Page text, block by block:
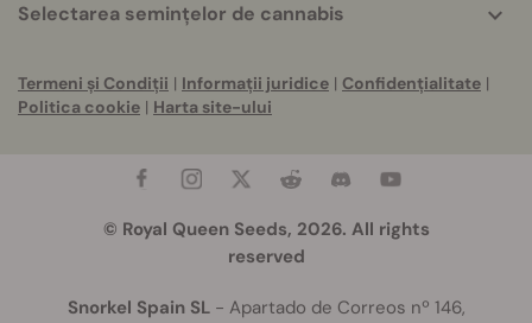
Selectarea semințelor de cannabis
Termeni și Condiții | Informații juridice | Confidențialitate |
Politica cookie | Harta site-ului
© Royal Queen Seeds, 2026. All rights
reserved
Snorkel Spain SL- Apartado de Correos nº 146,